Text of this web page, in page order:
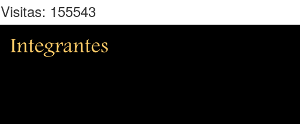
Visitas: 155543
Integrantes